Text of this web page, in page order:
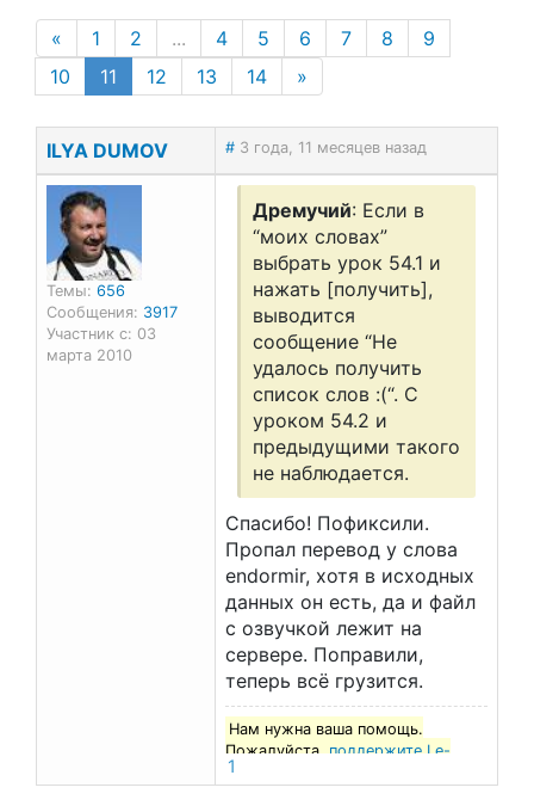
« 1 2 ... 4 5 6 7 8
9
10
11 (current page)
12 13 14 »
ILYA DUMOV # 3 года, 11 месяцев назад
Темы: 656
Сообщения: 3917
Участник с: 03
марта 2010
Дремучий: Если в
“моих словах”
выбрать урок 54.1 и
нажать [получить],
выводится
сообщение “Не
удалось получить
список слов :(“. С
уроком 54.2 и
предыдущими такого
не наблюдается.
Спасибо! Пофиксили.
Пропал перевод у слова
endormir, хотя в исходных
данных он есть, да и файл
с озвучкой лежит на
сервере. Поправили,
теперь всё грузится.
Нам нужна ваша помощь.
Пожалуйста,поддержите Le-
francais.ru
1